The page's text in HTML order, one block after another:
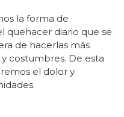
la forma de
quehacer diario que se
de hacerlas más
costumbres. De esta
el dolor y